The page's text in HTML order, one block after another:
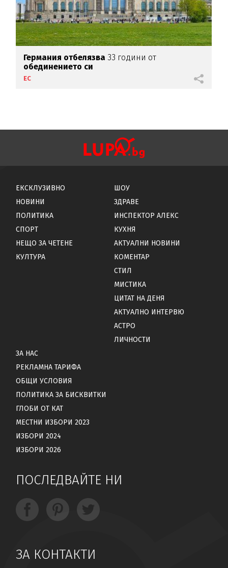
Германия отбелязва 33 години от
обединението си
ЕС
ЕКСКЛУЗИВНО
НОВИНИ
ПОЛИТИКА
СПОРТ
НЕЩО ЗА ЧЕТЕНЕ
КУЛТУРА
ШОУ
ЗДРАВЕ
ИНСПЕКТОР АЛЕКС
КУХНЯ
АКТУАЛНИ НОВИНИ
КОМЕНТАР
СТИЛ
МИСТИКА
ЦИТАТ НА ДЕНЯ
АКТУАЛНО ИНТЕРВЮ
АСТРО
ЛИЧНОСТИ
ЗА НАС
РЕКЛАМНА ТАРИФА
ОБЩИ УСЛОВИЯ
ПОЛИТИКА ЗА БИСКВИТКИ
ГЛОБИ ОТ КАТ
МЕСТНИ ИЗБОРИ 2023
ИЗБОРИ 2024
ИЗБОРИ 2026
ПОСЛЕДВАЙТЕ НИ
ЗА КОНТАКТИ